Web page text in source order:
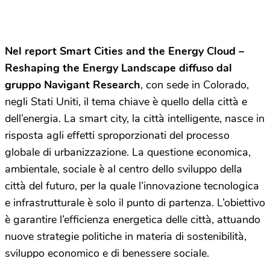
Nel report Smart Cities and the Energy Cloud –
Reshaping the Energy Landscape diffuso dal
gruppo Navigant Research, con sede in Colorado,
negli Stati Uniti, il tema chiave è quello della città e
dell’energia. La smart city, la città intelligente, nasce in
risposta agli effetti sproporzionati del processo
globale di urbanizzazione. La questione economica,
ambientale, sociale è al centro dello sviluppo della
città del futuro, per la quale l’innovazione tecnologica
e infrastrutturale è solo il punto di partenza. L’obiettivo
è garantire l’efficienza energetica delle città, attuando
nuove strategie politiche in materia di sostenibilità,
sviluppo economico e di benessere sociale.